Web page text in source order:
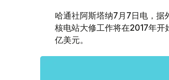
哈通社阿斯塔纳7月7日电，据
核电站大修工作将在2017年
亿美元。